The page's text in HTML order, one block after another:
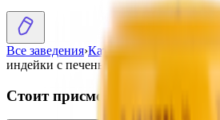
Все заведения›Каталог
Консервы
индейки с печенью с 8 месяцев
Стоит присмотреться